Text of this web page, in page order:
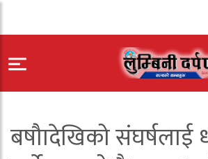
बषौादेखिको संघर्षलाई